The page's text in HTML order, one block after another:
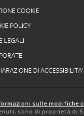
COOKIE
POLICY
LEGALI
DI ACCESSIBILITA'
sulle modifiche
sono di proprietà di